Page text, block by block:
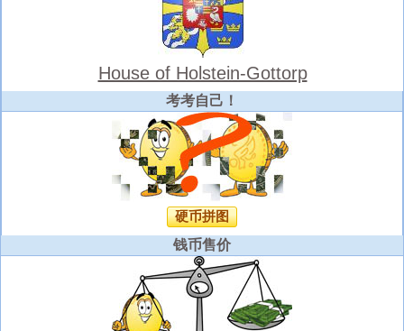
House of Holstein-Gottorp
考考自己！
硬币拼图
钱币售价